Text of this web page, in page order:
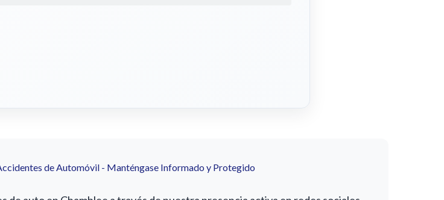
de Automóvil - Manténgase Informado y Protegido